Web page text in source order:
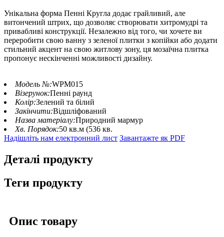
Унікальна форма Пенні Кругла додає грайливий, але
витончений штрих, що дозволяє створювати хитромудрі та
привабливі конструкції. Незалежно від того, чи хочете ви
переробити свою ванну з зеленої плитки з копійки або додати
стильний акцент на свою житлову зону, ця мозаїчна плитка
пропонує нескінченні можливості дизайну.
Модель №:WPM015
Візерунок:Пенні раунд
Колір:Зелений та білий
Закінчити:Відшліфований
Назва матеріалу:Природний мармур
Хв. Порядок:50 кв.м (536 кв.
Надішліть нам електронний лист Завантажте як PDF
Деталі продукту
Теги продукту
Опис товару